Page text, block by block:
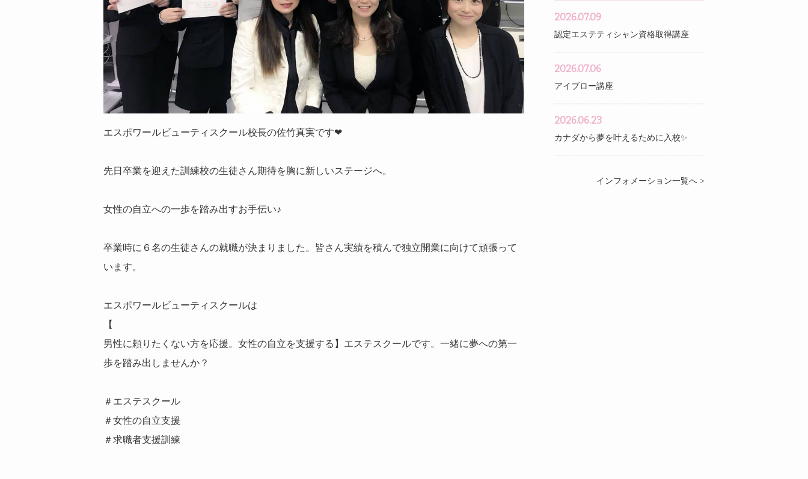
エスポワールビューティスクール校長の佐竹真実です❤
先日卒業を迎えた訓練校の生徒さん期待を胸に新しいステージへ。
女性の自立への一歩を踏み出すお手伝い♪
卒業時に６名の生徒さんの就職が決まりました。皆さん実績を積んで独立開業に向けて頑張って
います。
エスポワールビューティスクールは
【
男性に頼りたくない方を応援。女性の自立を支援する】 エステスクールです。一緒に夢への第一
歩を踏み出しませんか？
＃エステスクール
＃女性の自立支援
＃求職者支援訓練
2026.07.09
認定エステティシャン資格取得講座
2026.07.06
アイブロー講座
2026.06.23
カナダから夢を叶えるために入校✨
インフォメーション一覧へ >